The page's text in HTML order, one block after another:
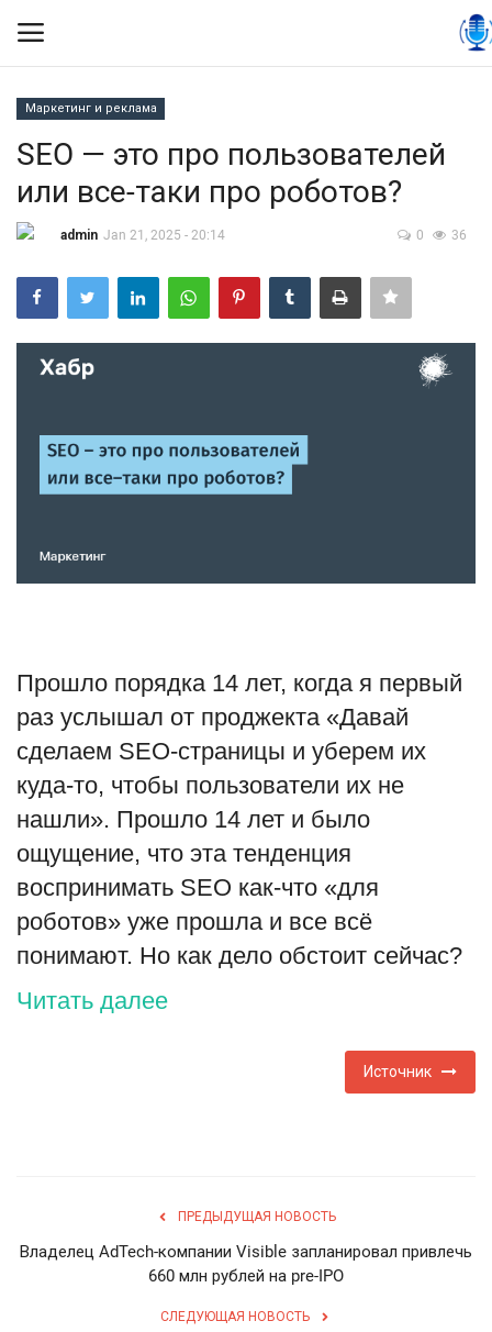
Контакты
Политика
Экономика
Спорт
Недвижимость
Здоровье
Образование
Шоу-бизнес
В мире
Россия
Маркетинг и реклама
SEO — это про пользователей
или все-таки про роботов?
admin Jan 21, 2025 - 20:14 0 36
Прошло порядка 14 лет, когда я первый
раз услышал от проджекта «Давай
сделаем SEO-страницы и уберем их
куда-то, чтобы пользователи их не
нашли». Прошло 14 лет и было
ощущение, что эта тенденция
воспринимать SEO как-что «для
роботов» уже прошла и все всё
понимают. Но как дело обстоит сейчас?
Читать далее
Источник
ПРЕДЫДУЩАЯ НОВОСТЬ
Владелец AdTech-компании Visible запланировал привлечь
660 млн рублей на pre-IPO
СЛЕДУЮЩАЯ НОВОСТЬ